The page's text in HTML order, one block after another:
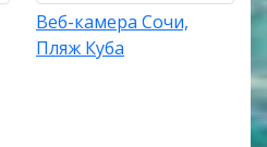
Веб-камера Сочи,
Пляж Куба